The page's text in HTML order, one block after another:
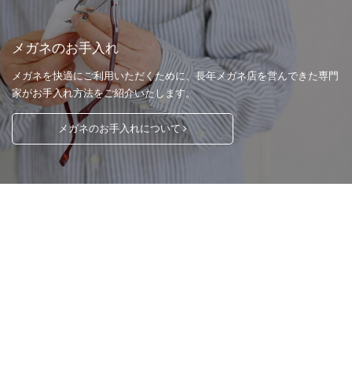
メガネのお手入れ
メガネを快適にご利用いただくために、長年メガネ店を営んできた専門
家がお手入れ方法をご紹介いたします。
メガネのお手入れについて